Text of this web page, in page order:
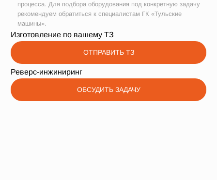
процесса. Для подбора оборудования под конкретную задачу
рекомендуем обратиться к специалистам ГК «Тульские
машины».
Изготовление по вашему ТЗ
ОТПРАВИТЬ ТЗ
Реверс-инжиниринг
ОБСУДИТЬ ЗАДАЧУ